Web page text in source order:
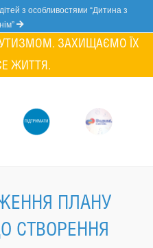
з особливостями “Дитина з
ЗАХИЩАЄМО ЇХ
ЖИТТЯ.
ПЛАНУ
СТВОРЕННЯ